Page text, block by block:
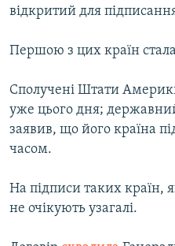
СПЕЦПРОЕКТИ
СВІДЧЕННЯ ОКУПАЦІЇ
УКРАЇНСЬКА ПРОБЛЕМА КРИМУ
ІНФОГРАФІКА
Qırımtatar
ДОЛУЧАЙСЯ!
відкритий для
Першою з цих країн
Сполучені Штати
уже цього дня;
заявив, що його країна
часом.
На підписи таких країн,
не очікують узагалі.